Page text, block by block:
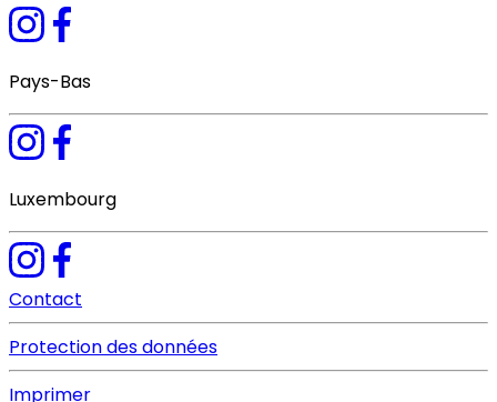
Pays-Bas
Luxembourg
Contact
Protection des données
Imprimer